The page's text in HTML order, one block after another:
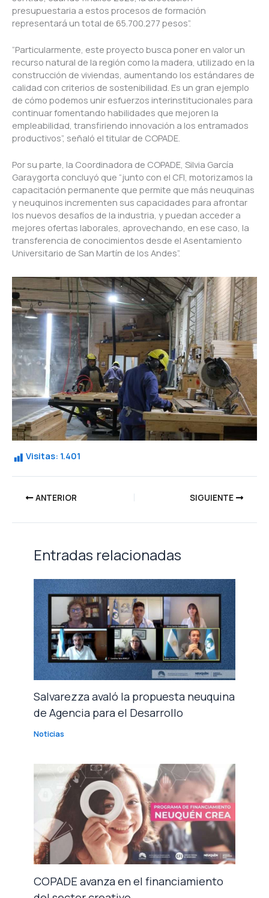
presupuestaria a estos procesos de formación
representará un total de 65.700.277 pesos”.
“Particularmente, este proyecto busca poner en valor un
recurso natural de la región como la madera, utilizado en la
construcción de viviendas, aumentando los estándares de
calidad con criterios de sostenibilidad. Es un gran ejemplo
de cómo podemos unir esfuerzos interinstitucionales para
continuar fomentando habilidades que mejoren la
empleabilidad, transfiriendo innovación a los entramados
productivos”, señaló el titular de COPADE.
Por su parte, la Coordinadora de COPADE, Silvia García
Garaygorta concluyó que “junto con el CFI, motorizamos la
capacitación permanente que permite que más neuquinas
y neuquinos incrementen sus capacidades para afrontar
los nuevos desafíos de la industria, y puedan acceder a
mejores ofertas laborales, aprovechando, en ese caso, la
transferencia de conocimientos desde el Asentamiento
Universitario de San Martín de los Andes”.
Visitas: 1.401
ANTERIOR SIGUIENTE
Entradas relacionadas
Salvarezza avaló la propuesta neuquina
de Agencia para el Desarrollo
Noticias
COPADE avanza en el financiamiento